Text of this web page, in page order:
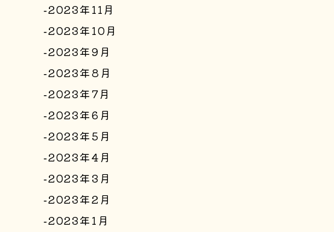
2023年11月
2023年10月
2023年9月
2023年8月
2023年7月
2023年6月
2023年5月
2023年4月
2023年3月
2023年2月
2023年1月